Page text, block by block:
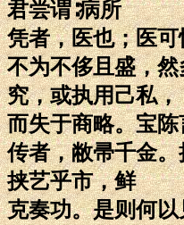
君尝谓∶病所
凭者，医也；医
不为不侈且盛，
究，或执用己私，
而失于商略。宝
传者，敝帚千金
挟艺乎市，鲜
克奏功。是则何